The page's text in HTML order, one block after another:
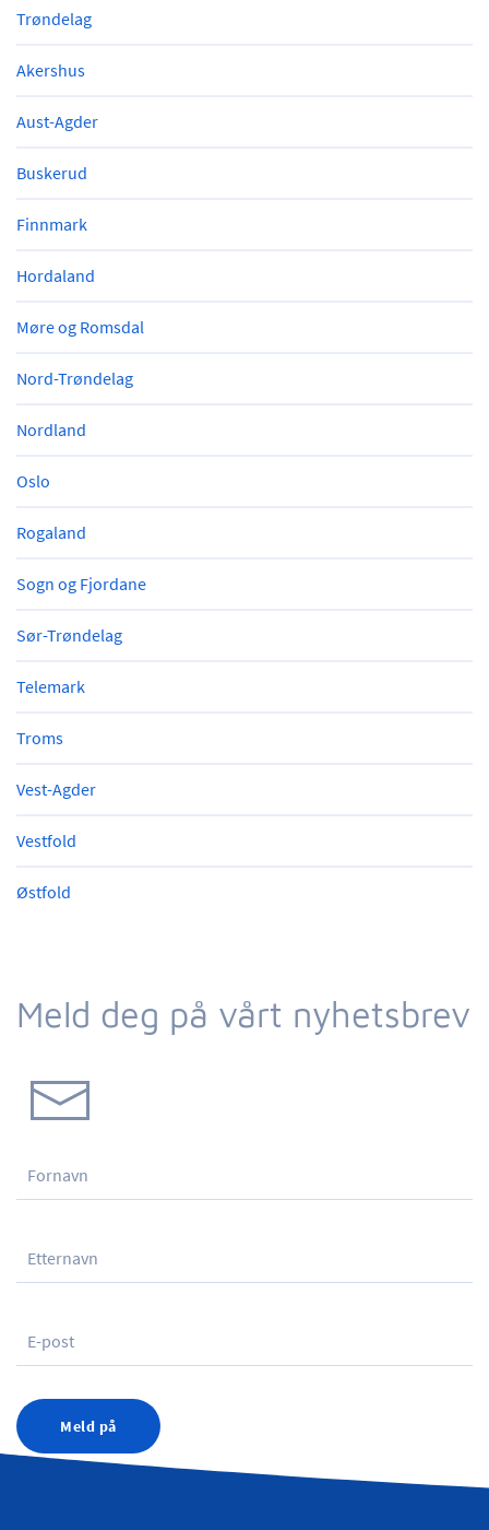
Trøndelag
Akershus
Aust-Agder
Buskerud
Finnmark
Hordaland
Møre og Romsdal
Nord-Trøndelag
Nordland
Oslo
Rogaland
Sogn og Fjordane
Sør-Trøndelag
Telemark
Troms
Vest-Agder
Vestfold
Østfold
Meld deg på vårt nyhetsbrev
Meld på